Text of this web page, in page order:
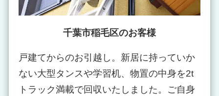
千葉市稲毛区のお客様
戸建てからのお引越し。新居に持っていか
ない大型タンスや学習机、物置の中身を2t
トラック満載で回収いたしました。ご自身